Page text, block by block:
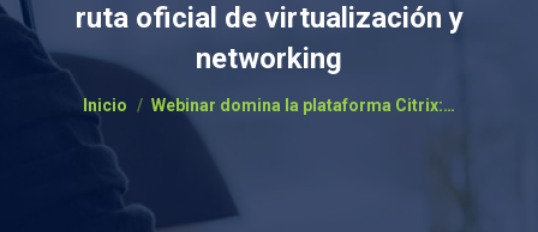
ruta oficial de virtualización y
networking
Estás aquí:
Inicio Webinar domina la plataforma Citrix:…